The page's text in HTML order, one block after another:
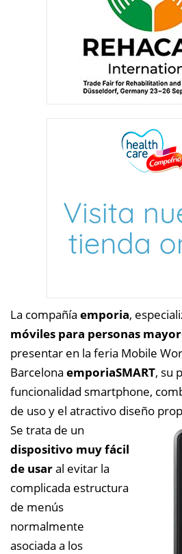
La compañía emporia,
móviles para personas
presentar en la feria Mobile
Barcelona emporiaSMART, su
funcionalidad smartphone,
de uso y el atractivo diseño
Se trata de un
dispositivo muy fácil
de usaral evitar la
complicada estructura
de menús
normalmente
asociada a los